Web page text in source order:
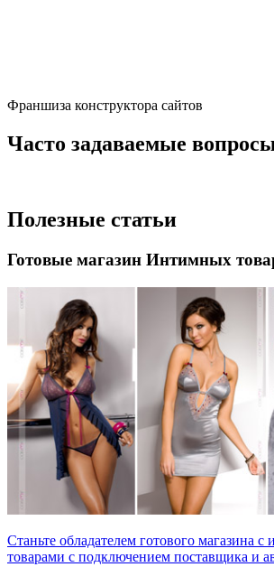
Франшиза конструктора сайтов
Часто задаваемые
Полезные статьи
Готовые магазин Интимных
Станьте обладателем готового магазина
товарами с подключением поставщика и